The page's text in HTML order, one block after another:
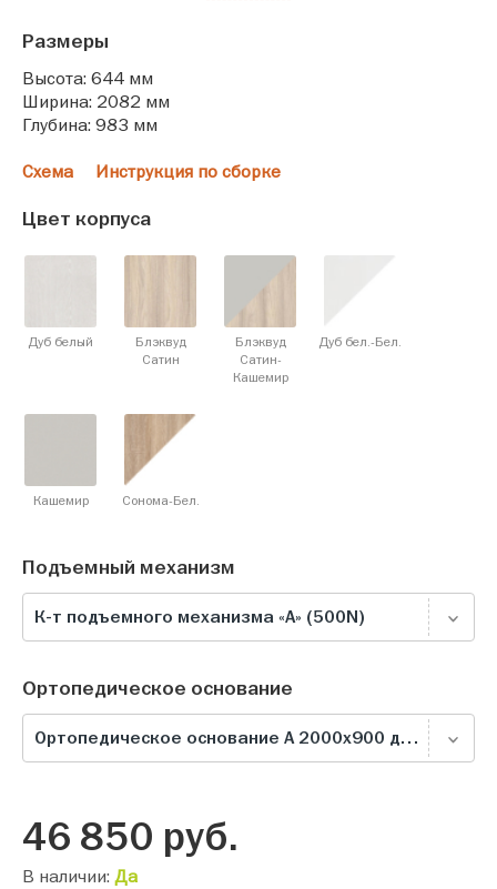
Размеры
Высота: 644 мм
Ширина: 2082 мм
Глубина: 983 мм
Схема Инструкция по сборке
Цвет корпуса
Дуб белый
Блэквуд
Cатин
Блэквуд
Cатин-
Кашемир
Дуб бел.-Бел.
Кашемир Сонома-Бел.
Подъемный механизм
К-т подъемного механизма «А» (500N)
Ортопедическое основание
Ортопедическое основание А 2000х900 для Ив 2-81А
46 850 руб.
В наличии: Да